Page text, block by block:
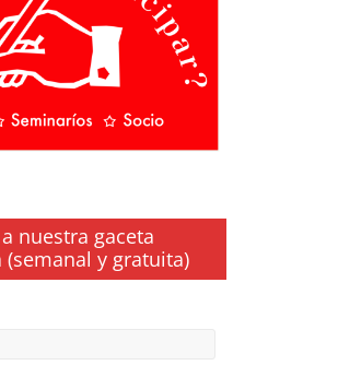
nuestra gaceta
(semanal y gratuita)